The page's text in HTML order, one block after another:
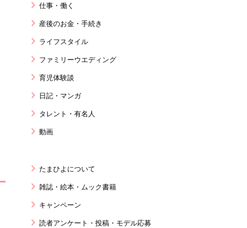
仕事・働く
産後のお金・手続き
ライフスタイル
ファミリーウエディング
育児体験談
日記・マンガ
タレント・有名人
動画
たまひよについて
雑誌・絵本・ムック書籍
キャンペーン
読者アンケート・投稿・モデル応募